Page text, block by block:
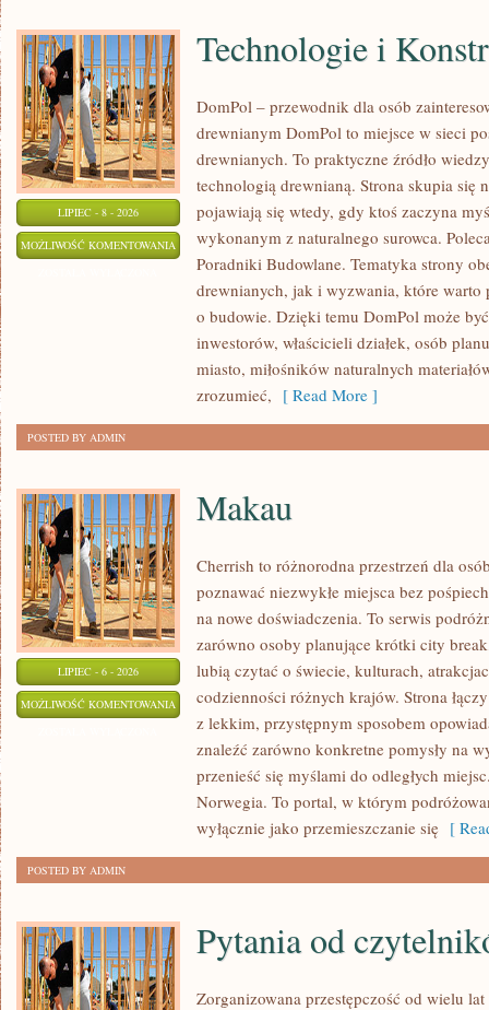
LIPIEC - 8 - 2026
MOŻLIWOŚĆ KOMENTOWANIA TECHNOLOGIE
KONSTRUKCJE
Technologie i
DomPol – przewodnik dla osób
drewnianym DomPol to miejsce w sieci
drewnianych. To praktyczne źródło
technologią drewnianą. Strona skupia się
pojawiają się wtedy, gdy ktoś zaczyna
wykonanym z naturalnego surowca.
Poradniki Budowlane. Tematyka strony
drewnianych, jak i wyzwania, które warto
o budowie. Dzięki temu DomPol może
inwestorów, właścicieli działek, osób
miasto, miłośników naturalnych
zrozumieć, [ Read More ]
POSTED BY ADMIN
LIPIEC - 6 - 2026
MOŻLIWOŚĆ KOMENTOWANIA MAKAU
Makau
Cherrish to różnorodna przestrzeń dla
poznawać niezwykłe miejsca bez
na nowe doświadczenia. To serwis
zarówno osoby planujące krótki city
lubią czytać o świecie, kulturach,
codzienności różnych krajów. Strona
z lekkim, przystępnym sposobem
znaleźć zarówno konkretne pomysły na
przenieść się myślami do odległych
Norwegia. To portal, w którym
wyłącznie jako przemieszczanie się [
POSTED BY ADMIN
Pytania od
Zorganizowana przestępczość od wielu